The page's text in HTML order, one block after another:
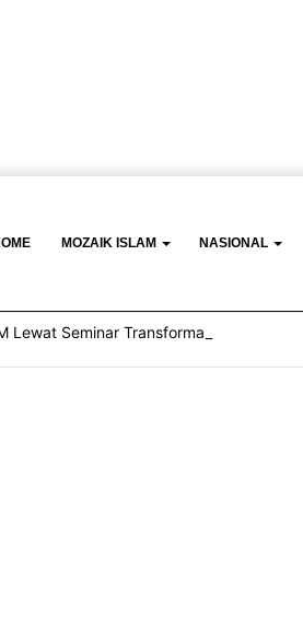
MOZAIK ISLAM NASIONAL
Seminar Transformasi Digital